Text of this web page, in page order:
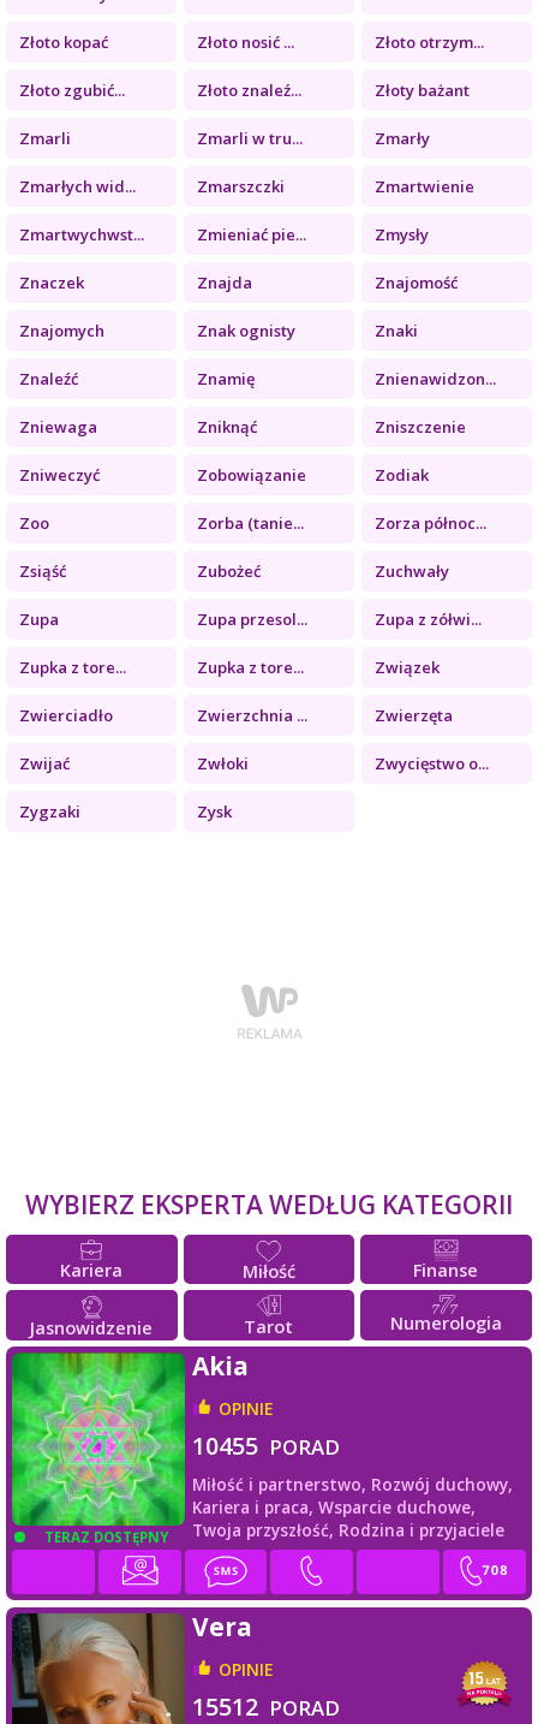
Złoto kopać Złoto nosić ... Złoto otrzym...
Złoto zgubić... Złoto znaleź... Złoty bażant
Zmarli Zmarli w tru... Zmarły
Zmarłych wid... Zmarszczki Zmartwienie
Zmartwychwst... Zmieniać pie... Zmysły
Znaczek Znajda Znajomość
Znajomych Znak ognisty Znaki
Znaleźć Znamię Znienawidzon...
Zniewaga Zniknąć Zniszczenie
Zniweczyć Zobowiązanie Zodiak
Zoo Zorba (tanie... Zorza północ...
Zsiąść Zubożeć Zuchwały
Zupa Zupa przesol... Zupa z zółwi...
Zupka z tore... Zupka z tore... Związek
Zwierciadło Zwierzchnia ... Zwierzęta
Zwijać Zwłoki Zwycięstwo o...
Zygzaki Zysk
WYBIERZ EKSPERTA WEDŁUG KATEGORII
Kariera Miłość Finanse
Jasnowidzenie Tarot Numerologia
TERAZ DOSTĘPNY
Akia
OPINIE
10455 PORAD
Miłość i partnerstwo, Rozwój duchowy,
Kariera i praca, Wsparcie duchowe,
Twoja przyszłość, Rodzina i przyjaciele
Vera
OPINIE
15512 PORAD